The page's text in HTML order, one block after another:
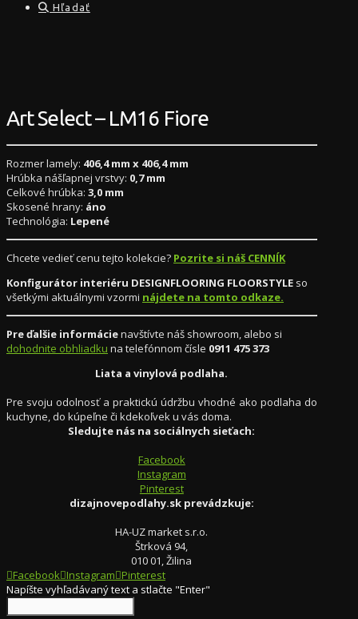
Hľadať
Art Select – LM16 Fiore
Rozmer lamely: 406,4 mm x 406,4 mm
Hrúbka nášľapnej vrstvy: 0,7 mm
Celkové hrúbka: 3,0 mm
Skosené hrany: áno
Technológia: Lepené
Chcete vedieť cenu tejto kolekcie? Pozrite si náš CENNÍK
Konfigurátor interiéru DESIGNFLOORING FLOORSTYLE so
všetkými aktuálnymi vzormi nájdete na tomto odkaze.
Pre ďalšie informácienavštívte náš showroom, alebo si
dohodnite obhliadku na telefónnom čísle 0911 475 373
Liata a vinylová podlaha.
Pre svoju odolnosť a praktickú údržbu vhodné ako podlaha do
kuchyne, do kúpeľne či kdekoľvek u vás doma.
Sledujte nás na sociálnych sieťach:
Facebook
Instagram
Pinterest
dizajnovepodlahy.sk prevádzkuje:
HA-UZ market s.r.o.
Štrková 94,
010 01, Žilina
Facebook Instagram Pinterest
Napíšte vyhľadávaný text a stlačte "Enter"